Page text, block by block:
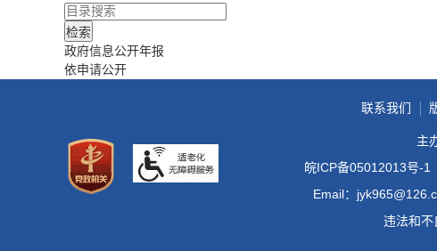
政府信息公开年报
依申请公开
联系我们
主
皖ICP备05012013号-1
Email：
违法和不